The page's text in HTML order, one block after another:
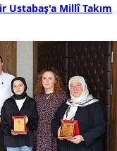
Ustabaş'a Millî Takım